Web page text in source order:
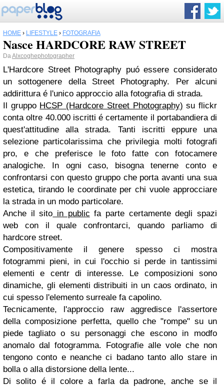
HOME › LIFESTYLE › FOTOGRAFIA
Nasce HARDCORE RAW STREET
DaAlxcoghephotographer
L'Hardcore Street Photography puó essere considerato
un sottogenere della Street Photography. Per alcuni
addirittura é l'unico approccio alla fotografia di strada.
Il gruppo HCSP (Hardcore Street Photography) su flickr
conta oltre 40.000 iscritti é certamente il portabandiera di
quest'attitudine alla strada. Tanti iscritti eppure una
selezione particolarissima che privilegia molti fotografi
pro, e che preferisce le foto fatte con fotocamere
analogiche. In ogni caso, bisogna tenerne conto e
confrontarsi con questo gruppo che porta avanti una sua
estetica, tirando le coordinate per chi vuole approcciare
la strada in un modo particolare.
Anche il sito in public fa parte certamente degli spazi
web con il quale confrontarci, quando parliamo di
hardcore street.
Compositivamente il genere spesso ci mostra
fotogrammi pieni, in cui l'occhio si perde in tantissimi
elementi e centr di interesse. Le composizioni sono
dinamiche, gli elementi distribuiti in un caos ordinato, in
cui spesso l'elemento surreale fa capolino.
Tecnicamente, l'approccio raw aggredisce l'assertore
della composizione perfetta, quello che "rompe" su un
piede tagliato o su personaggi che escono in modfo
anomalo dal fotogramma. Fotografie alle vole che non
tengono conto e neanche ci badano tanto allo stare in
bolla o alla distorsione della lente...
Di solito é il colore a farla da padrone, anche se il